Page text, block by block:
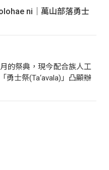
ni｜萬山部落勇士
的祭典，現今配合族人工
勇士祭(Ta‘avala)」凸顯辦